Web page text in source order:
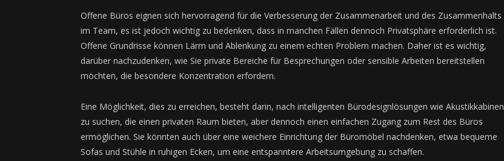
Offene Büros eignen sich hervorragend für die Verbesserung der Zusammenarbeit und des Zusammenhalts
im Team, es ist jedoch wichtig zu bedenken, dass in manchen Fällen dennoch Privatsphäre erforderlich ist.
Offene Grundrisse können Lärm und Ablenkung zu einem echten Problem machen. Daher ist es wichtig,
darüber nachzudenken, wie Sie private Bereiche für Besprechungen oder sensible Arbeiten bereitstellen
möchten, die besondere Konzentration erfordern.
Eine Möglichkeit, dies zu erreichen, besteht darin, nach intelligenten Bürodesignlösungen wie Akustikkabinen
zu suchen, die einen privaten Raum bieten, aber dennoch einen einfachen Zugang zum Rest des Büros
ermöglichen. Sie könnten auch über eine weichere Einrichtung der Büromöbel nachdenken, etwa bequeme
Sofas und Stühle in ruhigen Ecken, um eine entspanntere Arbeitsumgebung zu schaffen.